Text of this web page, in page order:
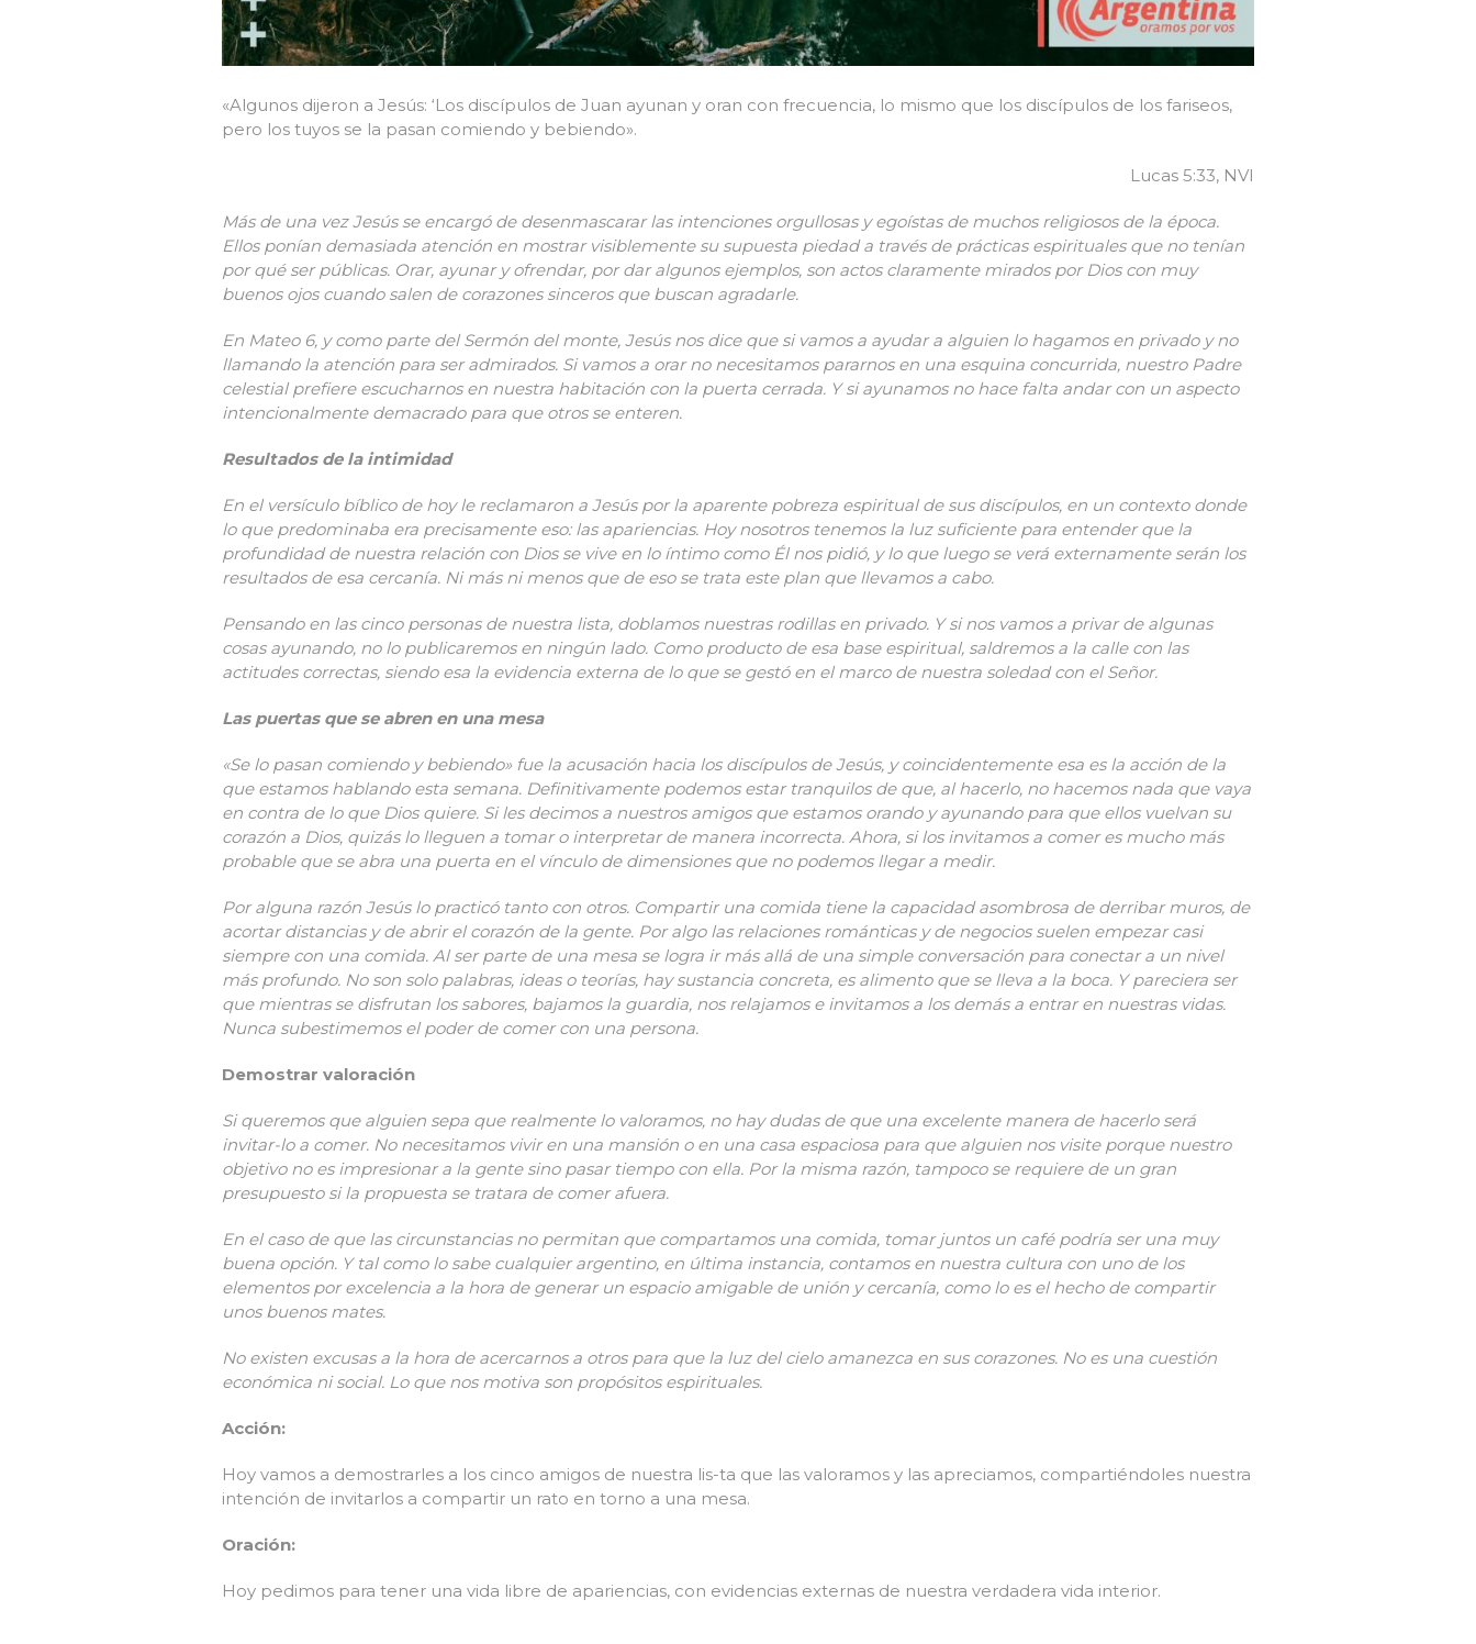
«Algunos dijeron a Jesús: ‘Los discípulos de Juan ayunan y oran con frecuencia, lo mismo que los discípulos de los fariseos,
pero los tuyos se la pasan comiendo y bebiendo».
Lucas 5:33, NVI
Más de una vez Jesús se encargó de desenmascarar las intenciones orgullosas y egoístas de muchos religiosos de la época.
Ellos ponían demasiada atención en mostrar visiblemente su supuesta piedad a través de prácticas espirituales que no tenían
por qué ser públicas. Orar, ayunar y ofrendar, por dar algunos ejemplos, son actos claramente mirados por Dios con muy
buenos ojos cuando salen de corazones sinceros que buscan agradarle.
En Mateo 6, y como parte del Sermón del monte, Jesús nos dice que si vamos a ayudar a alguien lo hagamos en privado y no
llamando la atención para ser admirados. Si vamos a orar no necesitamos pararnos en una esquina concurrida, nuestro Padre
celestial prefiere escucharnos en nuestra habitación con la puerta cerrada. Y si ayunamos no hace falta andar con un aspecto
intencionalmente demacrado para que otros se enteren.
Resultados de la intimidad
En el versículo bíblico de hoy le reclamaron a Jesús por la aparente pobreza espiritual de sus discípulos, en un contexto donde
lo que predominaba era precisamente eso: las apariencias. Hoy nosotros tenemos la luz suficiente para entender que la
profundidad de nuestra relación con Dios se vive en lo íntimo como Él nos pidió, y lo que luego se verá externamente serán los
resultados de esa cercanía. Ni más ni menos que de eso se trata este plan que llevamos a cabo.
Pensando en las cinco personas de nuestra lista, doblamos nuestras rodillas en privado. Y si nos vamos a privar de algunas
cosas ayunando, no lo publicaremos en ningún lado. Como producto de esa base espiritual, saldremos a la calle con las
actitudes correctas, siendo esa la evidencia externa de lo que se gestó en el marco de nuestra soledad con el Señor.
Las puertas que se abren en una mesa
«Se lo pasan comiendo y bebiendo» fue la acusación hacia los discípulos de Jesús, y coincidentemente esa es la acción de la
que estamos hablando esta semana. Definitivamente podemos estar tranquilos de que, al hacerlo, no hacemos nada que vaya
en contra de lo que Dios quiere. Si les decimos a nuestros amigos que estamos orando y ayunando para que ellos vuelvan su
corazón a Dios, quizás lo lleguen a tomar o interpretar de manera incorrecta. Ahora, si los invitamos a comer es mucho más
probable que se abra una puerta en el vínculo de dimensiones que no podemos llegar a medir.
Por alguna razón Jesús lo practicó tanto con otros. Compartir una comida tiene la capacidad asombrosa de derribar muros, de
acortar distancias y de abrir el corazón de la gente. Por algo las relaciones románticas y de negocios suelen empezar casi
siempre con una comida. Al ser parte de una mesa se logra ir más allá de una simple conversación para conectar a un nivel
más profundo. No son solo palabras, ideas o teorías, hay sustancia concreta, es alimento que se lleva a la boca. Y pareciera ser
que mientras se disfrutan los sabores, bajamos la guardia, nos relajamos e invitamos a los demás a entrar en nuestras vidas.
Nunca subestimemos el poder de comer con una persona.
Demostrar valoración
Si queremos que alguien sepa que realmente lo valoramos, no hay dudas de que una excelente manera de hacerlo será
invitar-lo a comer. No necesitamos vivir en una mansión o en una casa espaciosa para que alguien nos visite porque nuestro
objetivo no es impresionar a la gente sino pasar tiempo con ella. Por la misma razón, tampoco se requiere de un gran
presupuesto si la propuesta se tratara de comer afuera.
En el caso de que las circunstancias no permitan que compartamos una comida, tomar juntos un café podría ser una muy
buena opción. Y tal como lo sabe cualquier argentino, en última instancia, contamos en nuestra cultura con uno de los
elementos por excelencia a la hora de generar un espacio amigable de unión y cercanía, como lo es el hecho de compartir
unos buenos mates.
No existen excusas a la hora de acercarnos a otros para que la luz del cielo amanezca en sus corazones. No es una cuestión
económica ni social. Lo que nos motiva son propósitos espirituales.
Acción:
Hoy vamos a demostrarles a los cinco amigos de nuestra lis-ta que las valoramos y las apreciamos, compartiéndoles nuestra
intención de invitarlos a compartir un rato en torno a una mesa.
Oración:
Hoy pedimos para tener una vida libre de apariencias, con evidencias externas de nuestra verdadera vida interior.